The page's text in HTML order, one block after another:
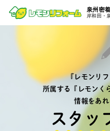
泉州密着
岸和田・
『レモンリフ
所属する『レモンく
情報をあ
スタッ